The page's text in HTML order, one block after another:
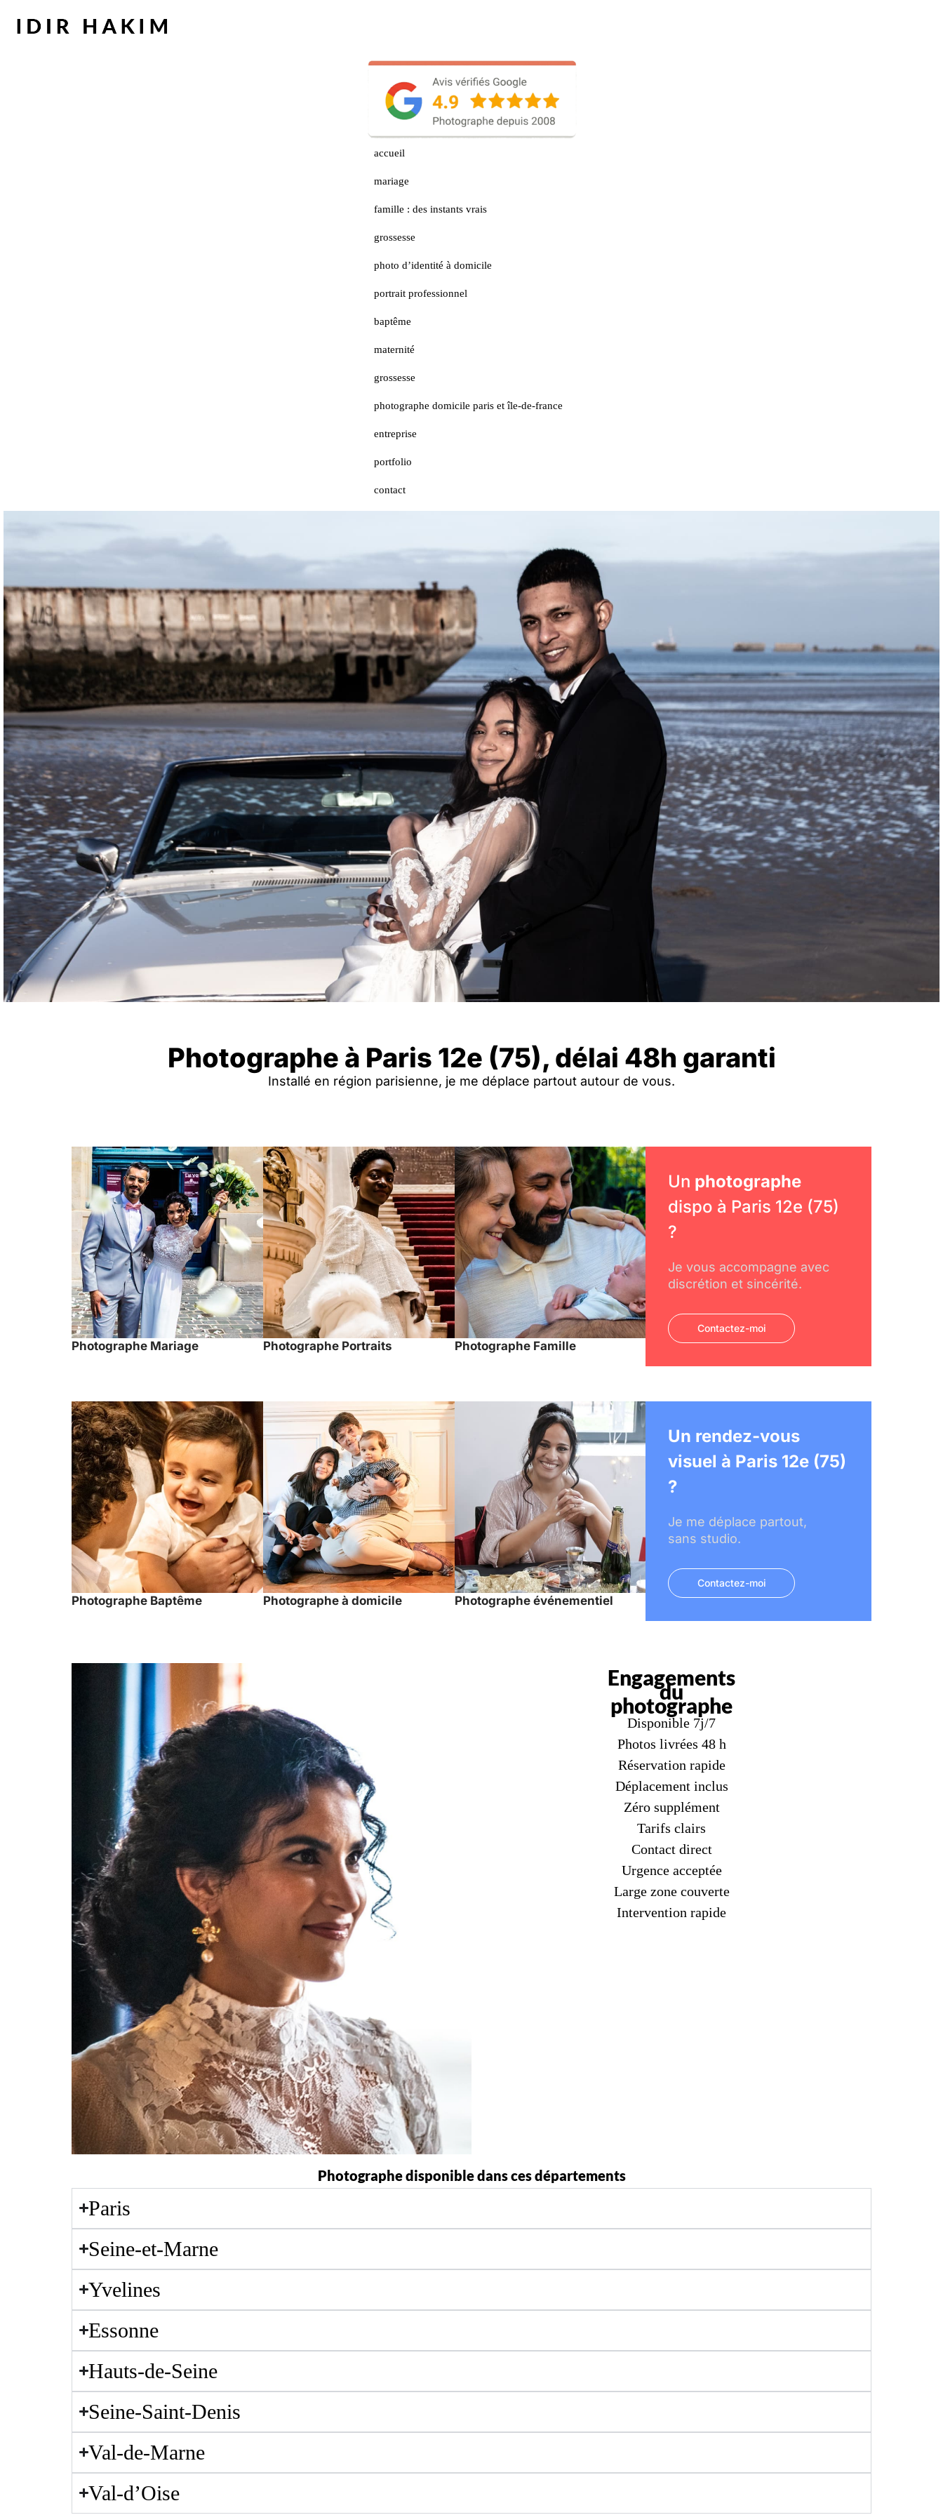
accueil
mariage
famille : des instants vrais
grossesse
photo d’identité à domicile
portrait professionnel
baptême
maternité
grossesse
photographe domicile paris et île-de-france
entreprise
portfolio
contact
Photographe à Paris 12e (75), délai 48h garanti
Installé en région parisienne, je me déplace partout autour de vous.
Photographe Mariage Photographe Portraits Photographe Famille
Un photographe
dispo à Paris 12e (75)
?
Je vous accompagne avec
discrétion et sincérité.
Contactez-moi
Photographe Baptême Photographe à domicile Photographe événementiel
Un rendez-vous
visuel à Paris 12e (75)
?
Je me déplace partout,
sans studio.
Contactez-moi
Engagements
du
photographe
Disponible 7j/7
Photos livrées 48 h
Réservation rapide
Déplacement inclus
Zéro supplément
Tarifs clairs
Contact direct
Urgence acceptée
Large zone couverte
Intervention rapide
Photographe disponible dans ces départements
Paris
Seine-et-Marne
Yvelines
Essonne
Hauts-de-Seine
Seine-Saint-Denis
Val-de-Marne
Val-d’Oise